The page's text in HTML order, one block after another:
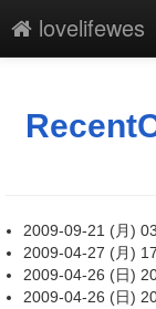
lovelifewes
最終更新
2009-09-21 (月)
2009-04-27 (月)
2009-04-26 (日)
2009-04-26 (日)